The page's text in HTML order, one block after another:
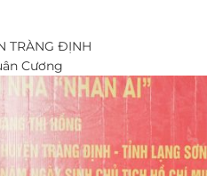
TRÀNG ĐỊNH️
Cương️